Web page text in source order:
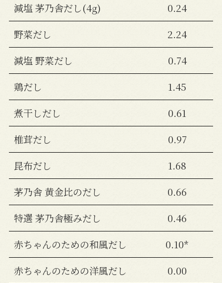
減塩 茅乃舎だし(4g)
0.24
野菜だし
2.24
減塩 野菜だし
0.74
鶏だし
1.45
煮干しだし
0.61
椎茸だし
0.97
昆布だし
1.68
茅乃舎 黄金比のだし
0.66
特選 茅乃舎極みだし
0.46
赤ちゃんのための和風だし
0.10*
赤ちゃんのための洋風だし
0.00